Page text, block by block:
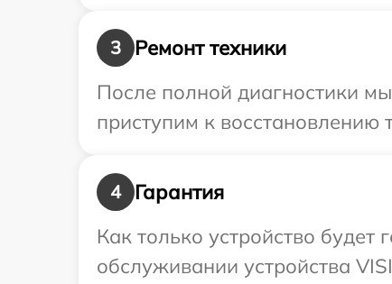
3
Ремонт техники
После полной диагностики
приступим к восстановлению
4
Гарантия
Как только устройство
обслуживании устройства